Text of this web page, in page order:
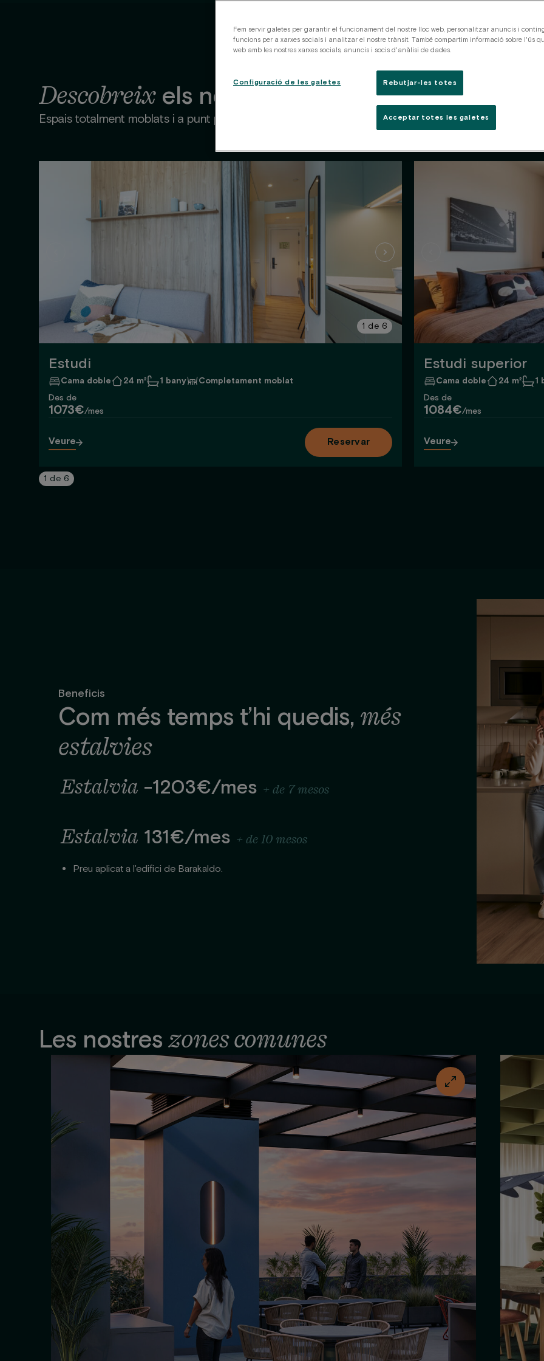
Descobreixels nostres apartaments
Espais totalment moblats i a punt per entrar-hi a viure.
1 de 6
Estudi
Cama doble 24 m² 1 bany
Completament moblat
Des de
1073€/mes
Veure Reservar
Estudi superior
Cama doble 24 m² 1
Des de
1084€/mes
Veure
1 de 6
Beneficis
Com més temps t’hi quedis, més
estalvies
Estalvia -1203€/mes + de 7 mesos
Estalvia 131€/mes + de 10 mesos
Preu aplicat a l'edifici de Barakaldo.
Les nostreszones comunes
Fem servir galetes per garantir el funcionament del nostre lloc web, personalitzar anuncis i
funcions per a xarxes socials i analitzar el nostre trànsit. També compartim informació sobre l'ús
web amb les nostres xarxes socials, anuncis i socis d'anàlisi de dades.
Configuració de les galetes Rebutjar-les totes
Acceptar totes les galetes